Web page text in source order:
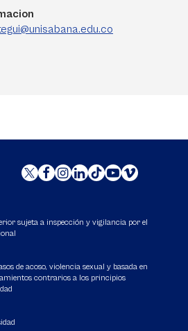
sujeta a inspección y vigilancia por el
de acoso, violencia sexual y basada en
contrarios a los principios